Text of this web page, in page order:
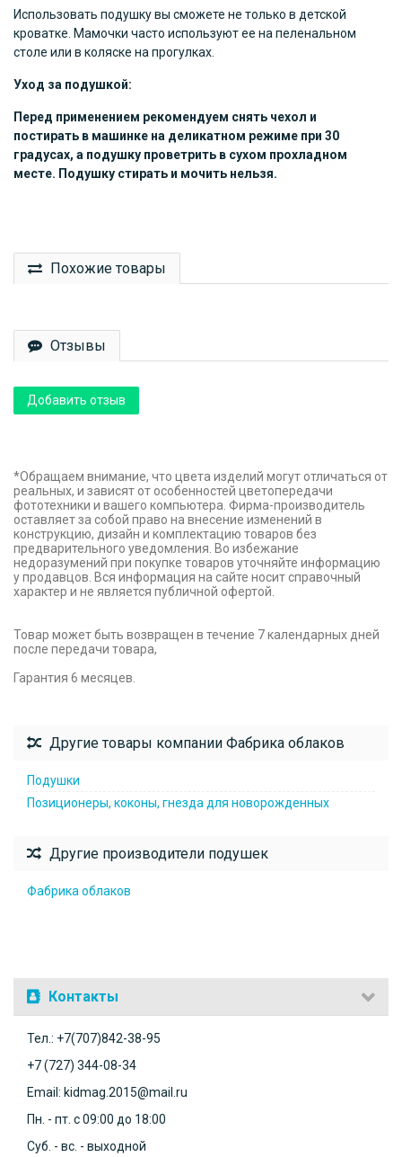
Использовать подушку вы сможете не только в детской
кроватке. Мамочки часто используют ее на пеленальном
столе или в коляске на прогулках.
Уход за подушкой:
Перед применением рекомендуем снять чехол и
постирать в машинке на деликатном режиме при 30
градусах, а подушку проветрить в сухом прохладном
месте. Подушку стирать и мочить нельзя.
Похожие товары
Отзывы
Добавить отзыв
*Обращаем внимание, что цвета изделий могут отличаться от
реальных, и зависят от особенностей цветопередачи
фототехники и вашего компьютера. Фирма-производитель
оставляет за собой право на внесение изменений в
конструкцию, дизайн и комплектацию товаров без
предварительного уведомления. Во избежание
недоразумений при покупке товаров уточняйте информацию
у продавцов. Вся информация на сайте носит справочный
характер и не является публичной офертой.
Товар может быть возвращен в течение 7 календарных дней
после передачи товара,
Гарантия 6 месяцев.
Другие товары компании Фабрика облаков
Подушки
Позиционеры, коконы, гнезда для новорожденных
Другие производители подушек
Фабрика облаков
Контакты
Тел.: +7(707)842-38-95
+7 (727) 344-08-34
Email: kidmag.2015@mail.ru
Пн. - пт. с 09:00 до 18:00
Суб. - вс. - выходной